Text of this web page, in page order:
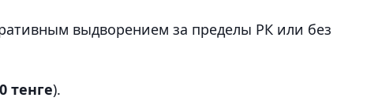
выдворением за пределы РК или без
тенге).